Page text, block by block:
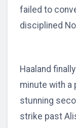
failed to
disciplined
Haaland
minute with a
stunning
strike past